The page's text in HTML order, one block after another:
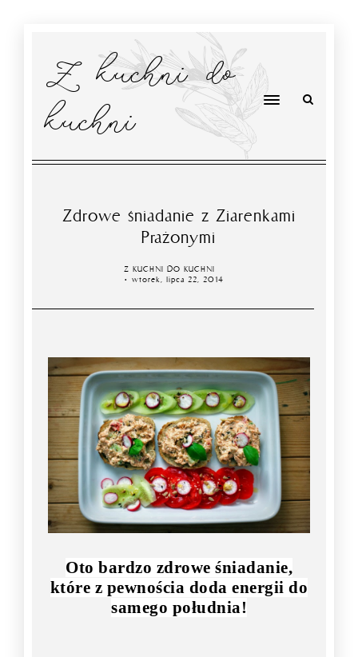
Z kuchni do
kuchni
Zdrowe śniadanie z Ziarenkami
Prażonymi
Z KUCHNI DO KUCHNI
wtorek, lipca 22, 2014
Oto bardzo zdrowe śniadanie,
które z pewnościa doda energii do
samego południa!